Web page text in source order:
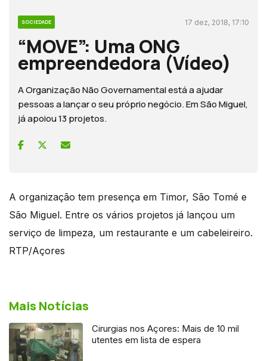
SOCIEDADE 17 dez, 2018, 17:10
“MOVE”: Uma ONG
empreendedora (Vídeo)
A Organização Não Governamental está a ajudar
pessoas a lançar o seu próprio negócio. Em São Miguel,
já apoiou 13 projetos.
A organização tem presença em Timor, São Tomé e
São Miguel. Entre os vários projetos já lançou um
serviço de limpeza, um restaurante e um cabeleireiro.
RTP/Açores
Mais Notícias
Cirurgias nos Açores: Mais de 10 mil
utentes em lista de espera